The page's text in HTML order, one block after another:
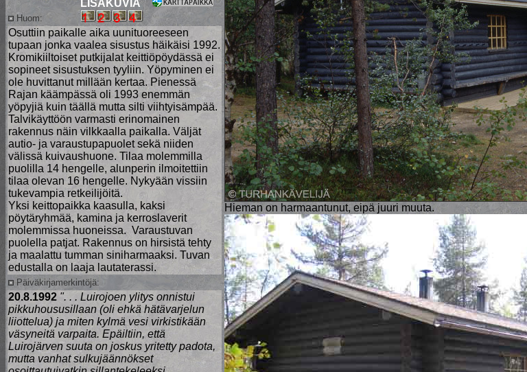
Hieman on harmaantunut, eipä juuri muuta.
Huom:
LISÄKUVIA
Osuttiin paikalle aika uunituoreeseen
tupaan jonka vaalea sisustus häikäisi 1992.
Kromikiiltoiset putkijalat keittiöpöydässä ei
sopineet sisustuksen tyyliin. Yöpyminen ei
ole huvittanut millään kertaa. Pienessä
Rajan käämpässä oli 1993 enemmän
yöpyjiä kuin täällä mutta silti viihtyisämpää.
Talvikäyttöön varmasti erinomainen
rakennus näin vilkkaalla paikalla. Väljät
autio- ja varaustupapuolet sekä niiden
välissä kuivaushuone. Tilaa molemmilla
puolilla 14 hengelle, alunperin ilmoitettiin
tilaa olevan 16 hengelle. Nykyään vissiin
tukevampia retkeilijöitä.
Yksi keittopaikka kaasulla, kaksi
pöytäryhmää, kamina ja kerroslaverit
molemmissa huoneissa. Varaustuvan
puolella patjat. Rakennus on hirsistä tehty
ja maalattu tumman siniharmaaksi. Tuvan
edustalla on laaja lautaterassi.
Päiväkirjamerkintöjä:
20.8.1992 ". . . Luirojoen ylitys onnistui
pikkuhoususillaan (oli ehkä hätävarjelun
liiottelua) ja miten kylmä vesi virkistikään
väsyneitä varpaita. Epäiltiin, että
Luirojärven suuta on joskus yritetty padota,
mutta vanhat sulkujäännökset